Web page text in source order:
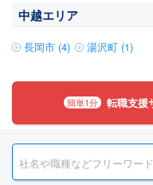
中越エリア
長岡市 (4) 湯沢町 (1)
簡単1分 転職支援